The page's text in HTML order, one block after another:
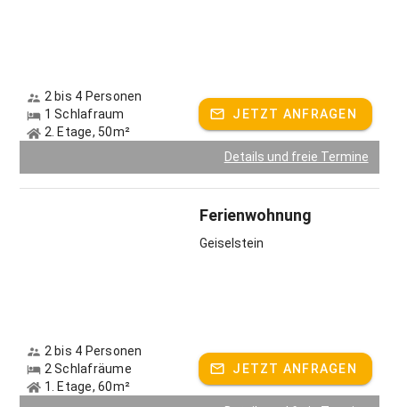
2 bis 4 Personen
1 Schlafraum
2. Etage, 50m²
JETZT ANFRAGEN
Details und freie Termine
Ferienwohnung
Geiselstein
2 bis 4 Personen
2 Schlafräume
1. Etage, 60m²
JETZT ANFRAGEN